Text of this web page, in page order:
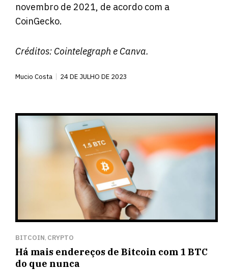
novembro de 2021, de acordo com a
CoinGecko.
Créditos: Cointelegraph e Canva.
Mucio Costa 24 DE JULHO DE 2023
BITCOIN, CRYPTO
Há mais endereços de Bitcoin com 1 BTC
do que nunca